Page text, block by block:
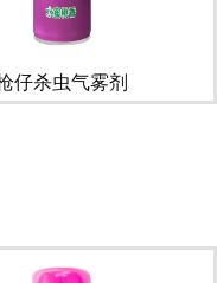
仔杀虫气雾剂